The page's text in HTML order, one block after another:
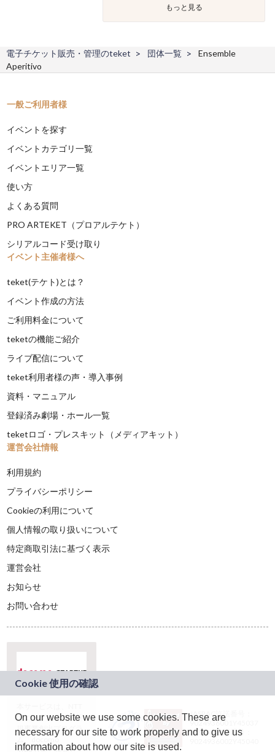
もっと見る
電子チケット販売・管理のteket 団体一覧
Ensemble
Aperitivo
一般ご利用者様
イベントを探す
イベントカテゴリ一覧
イベントエリア一覧
使い方
よくある質問
PRO ARTEKET（プロアルテケト）
シリアルコード受け取り
イベント主催者様へ
teket(テケト)とは？
イベント作成の方法
ご利用料金について
teketの機能ご紹介
ライブ配信について
teket利用者様の声・導入事例
資料・マニュアル
登録済み劇場・ホール一覧
teketロゴ・プレスキット（メディアキット）
運営会社情報
利用規約
プライバシーポリシー
Cookieの利用について
個人情報の取り扱いについて
特定商取引法に基づく表示
運営会社
お知らせ
お問い合わせ
ドコモグループの新
規事業創出プログラ
ム「docomo
JASRAC許諾番号：
9024936001Y45037
JASRAC許諾番号：
On our website we use some cookies. These are
necessary for our site to work properly and to give us
information about how our site is used.